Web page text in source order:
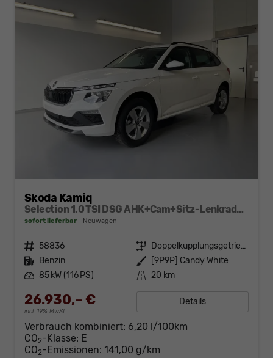
Skoda Kamiq
Selection 1.0 TSI DSG AHK+Cam+Sitz-Lenkradheiz+Sunset+Kessy+AppConnect+Alu16
sofort lieferbar Neuwagen
Fahrzeugnr. 58836 Getriebe
Doppelkupplungsgetriebe (DSG)
Kraftstoff Benzin Außenfarbe
[9P9P] Candy White
Leistung 85 kW (116 PS) Kilometerstand 20 km
26.930,– €
incl. 19% MwSt.
Details
Verbrauch kombiniert: 6,20 l/100km
CO2-Klasse: E
CO2-Emissionen: 141,00 g/km